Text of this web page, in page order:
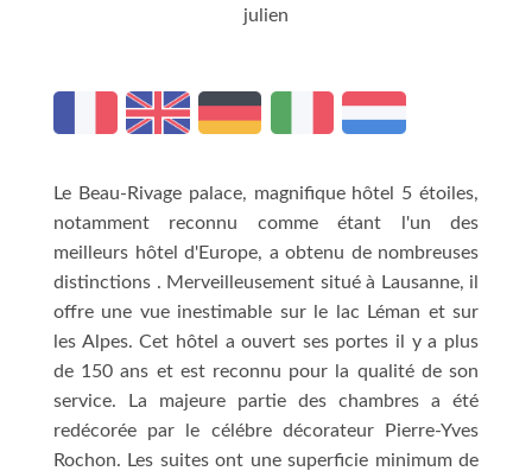
julien
Le Beau-Rivage palace, magnifique hôtel 5 étoiles,
notamment reconnu comme étant l'un des
meilleurs hôtel d'Europe, a obtenu de nombreuses
distinctions . Merveilleusement situé à Lausanne, il
offre une vue inestimable sur le lac Léman et sur
les Alpes. Cet hôtel a ouvert ses portes il y a plus
de 150 ans et est reconnu pour la qualité de son
service. La majeure partie des chambres a été
redécorée par le célébre décorateur Pierre-Yves
Rochon. Les suites ont une superficie minimum de